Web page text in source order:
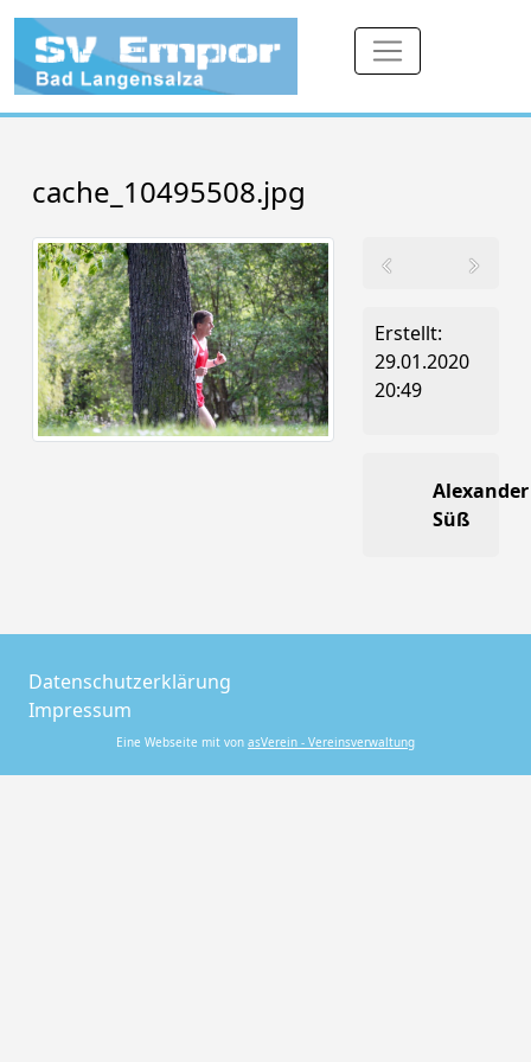
cache_10495508.jpg
Erstellt:
29.01.2020
20:49
Alexander
Süß
Datenschutzerklärung
Impressum
Eine Webseite mit von asVerein - Vereinsverwaltung